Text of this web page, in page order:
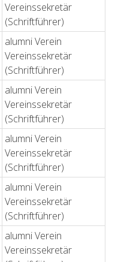
Vereinssekretär
(Schriftführer)
alumni Verein
Vereinssekretär
(Schriftführer)
alumni Verein
Vereinssekretär
(Schriftführer)
alumni Verein
Vereinssekretär
(Schriftführer)
alumni Verein
Vereinssekretär
(Schriftführer)
alumni Verein
Vereinssekretär